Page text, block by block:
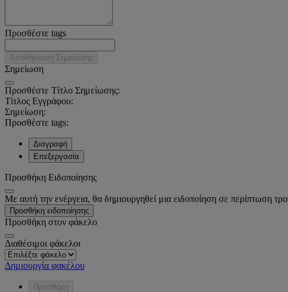
Προσθέστε tags
Αποθήκευση Σημείωσης
Σημείωση
Προσθέστε Τίτλο Σημείωσης:
Τίτλος Εγγράφου:
Σημείωση:
Προσθέστε tags:
Διαγραφή
Επεξεργασία
Προσθήκη Ειδοποίησης
Με αυτή την ενέργεια, θα δημιουργηθεί μια ειδοποίηση σε περίπτωση
Προσθήκη ειδοποίησης
Προσθήκη στον φάκελο
Διαθέσιμοι φάκελοι
Δημιουργία φακέλου
Προσθήκη